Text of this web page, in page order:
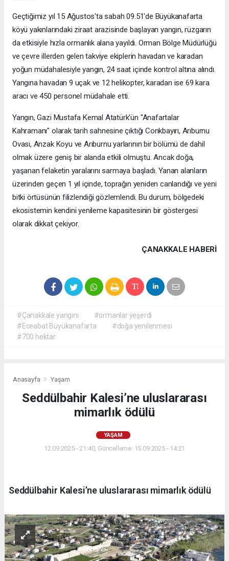
Geçtiğimiz yıl 15 Ağustos'ta sabah 09.51'de Büyükanafarta
köyü yakınlarındaki ziraat arazisinde başlayan yangın, rüzgarın
da etkisiyle hızla ormanlık alana yayıldı. Orman Bölge Müdürlüğü
ve çevre illerden gelen takviye ekiplerin havadan ve karadan
yoğun müdahalesiyle yangın, 24 saat içinde kontrol altına alındı.
Yangına havadan 9 uçak ve 12 helikopter, karadan ise 69 kara
aracı ve 450 personel müdahale etti.
Yangın, Gazi Mustafa Kemal Atatürk'ün "Anafartalar
Kahramanı" olarak tarih sahnesine çıktığı Conkbayırı, Arıburnu
Ovası, Anzak Koyu ve Arıburnu yarlarının bir bölümü de dahil
olmak üzere geniş bir alanda etkili olmuştu. Ancak doğa,
yaşanan felaketin yaralarını sarmaya başladı. Yanan alanların
üzerinden geçen 1 yıl içinde, toprağın yeniden canlandığı ve yeni
bitki örtüsünün filizlendiği gözlemlendi. Bu durum, bölgedeki
ekosistemin kendini yenileme kapasitesinin bir göstergesi
olarak dikkat çekiyor.
ÇANAKKALE HABERİ
#Çanakkale yangını
#ormanlar yeşerdi
#Eceabat Büyükanafarta
#doğa yenilenmesi
#700 hektar
Anasayfa Yaşam
Seddülbahir Kalesi’ne uluslararası
mimarlık ödülü
YAŞAM
12.09.2025 - 21:40, Güncelleme: 15.09.2025 - 14:21
Seddülbahir Kalesi’ne uluslararası mimarlık ödülü